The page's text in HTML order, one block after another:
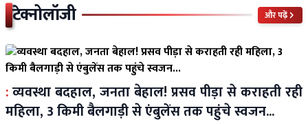
टेक्नोलॉजी और पढ़ें
:व्यवस्था बदहाल, जनता बेहाल! प्रसव पीड़ा से कराहती रही
महिला, 3 किमी बैलगाड़ी से एंबुलेंस तक पहुंचे स्वजन...